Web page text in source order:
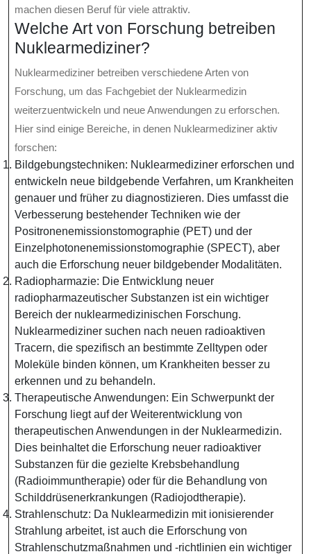
machen diesen Beruf für viele attraktiv.
Welche Art von Forschung betreiben
Nuklearmediziner?
Nuklearmediziner betreiben verschiedene Arten von
Forschung, um das Fachgebiet der Nuklearmedizin
weiterzuentwickeln und neue Anwendungen zu erforschen.
Hier sind einige Bereiche, in denen Nuklearmediziner aktiv
forschen:
Bildgebungstechniken: Nuklearmediziner erforschen und
entwickeln neue bildgebende Verfahren, um Krankheiten
genauer und früher zu diagnostizieren. Dies umfasst die
Verbesserung bestehender Techniken wie der
Positronenemissionstomographie (PET) und der
Einzelphotonenemissionstomographie (SPECT), aber
auch die Erforschung neuer bildgebender Modalitäten.
Radiopharmazie: Die Entwicklung neuer
radiopharmazeutischer Substanzen ist ein wichtiger
Bereich der nuklearmedizinischen Forschung.
Nuklearmediziner suchen nach neuen radioaktiven
Tracern, die spezifisch an bestimmte Zelltypen oder
Moleküle binden können, um Krankheiten besser zu
erkennen und zu behandeln.
Therapeutische Anwendungen: Ein Schwerpunkt der
Forschung liegt auf der Weiterentwicklung von
therapeutischen Anwendungen in der Nuklearmedizin.
Dies beinhaltet die Erforschung neuer radioaktiver
Substanzen für die gezielte Krebsbehandlung
(Radioimmuntherapie) oder für die Behandlung von
Schilddrüsenerkrankungen (Radiojodtherapie).
Strahlenschutz: Da Nuklearmedizin mit ionisierender
Strahlung arbeitet, ist auch die Erforschung von
Strahlenschutzmaßnahmen und -richtlinien ein wichtiger